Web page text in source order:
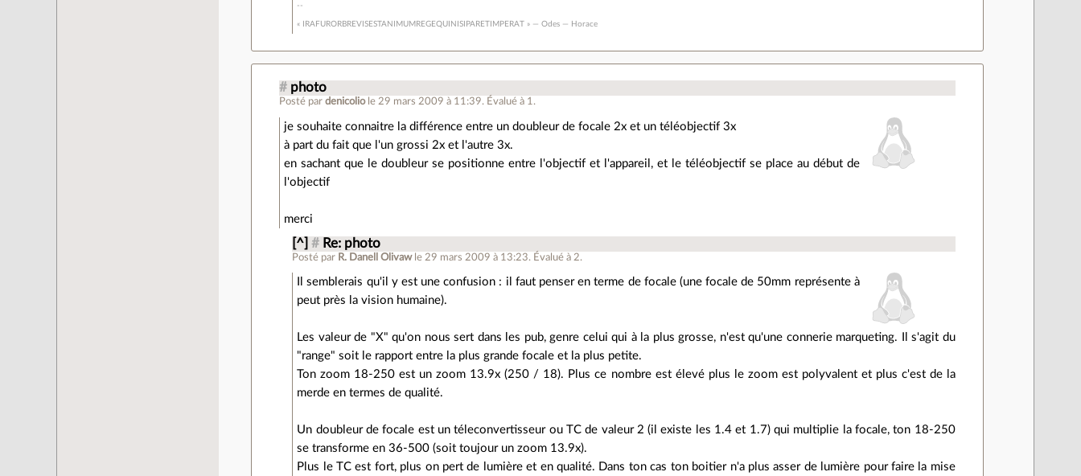
« IRAFURORBREVISESTANIMUMREGEQUINISIPARETIMPERAT » — Odes — Horace
# photo
Posté pardenicolio le 29 mars 2009 à 11:39. Évalué à 1 .
je souhaite connaitre la différence entre un doubleur de focale 2x et un téléobjectif 3x
à part du fait que l'un grossi 2x et l'autre 3x.
en sachant que le doubleur se positionne entre l'objectif et l'appareil, et le téléobjectif se place au début de
l'objectif
merci
[^] # Re: photo
Posté par R. Danell Olivaw le 29 mars 2009 à 13:23. Évalué à 2.
Il semblerais qu'il y est une confusion : il faut penser en terme de focale (une focale de 50mm représente à
peut près la vision humaine).
Les valeur de "X" qu'on nous sert dans les pub, genre celui qui à la plus grosse, n'est qu'une connerie marqueting. Il s'agit du
"range" soit le rapport entre la plus grande focale et la plus petite.
Ton zoom 18-250 est un zoom 13.9x (250 / 18). Plus ce nombre est élevé plus le zoom est polyvalent et plus c'est de la
merde en termes de qualité.
Un doubleur de focale est un téleconvertisseur ou TC de valeur 2 (il existe les 1.4 et 1.7) qui multiplie la focale, ton 18-250
se transforme en 36-500 (soit toujour un zoom 13.9x).
Plus le TC est fort, plus on pert de lumière et en qualité. Dans ton cas ton boitier n'a plus asser de lumière pour faire la mise